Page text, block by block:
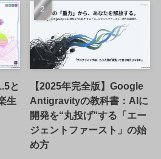
と
生
【2025年完全版】Google
Antigravityの教科書：AIに
開発を“丸投げ”する「エー
ジェントファースト」の始
め方